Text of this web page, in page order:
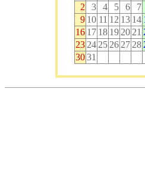
2
3 4 5 6 7
9 10 11 12 13 14
16 17 18 19 20 21
23 24 25 26 27 28
30 31